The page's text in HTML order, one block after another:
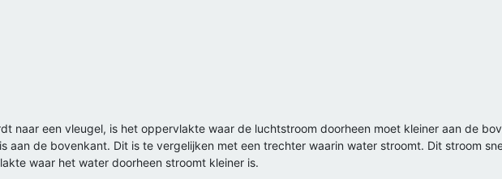
naar een vleugel, is het oppervlakte waar de luchtstroom doorheen moet kleiner aan de
aan de bovenkant. Dit is te vergelijken met een trechter waarin water stroomt. Dit stroom
waar het water doorheen stroomt kleiner is.